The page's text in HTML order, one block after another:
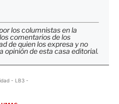
los columnistas en la
comentarios de los
de quien los expresa y no
opinión de esta casa editorial.
- LB3 -